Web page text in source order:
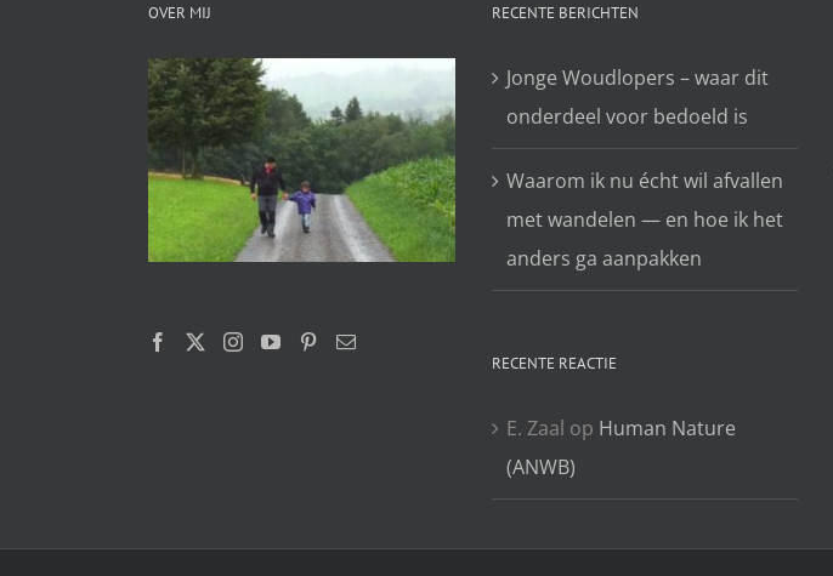
OVER MIJ RECENTE BERICHTEN
Jonge Woudlopers – waar dit
onderdeel voor bedoeld is
Waarom ik nu écht wil afvallen
met wandelen — en hoe ik het
anders ga aanpakken
RECENTE REACTIE
E. Zaal op Human Nature
(ANWB)